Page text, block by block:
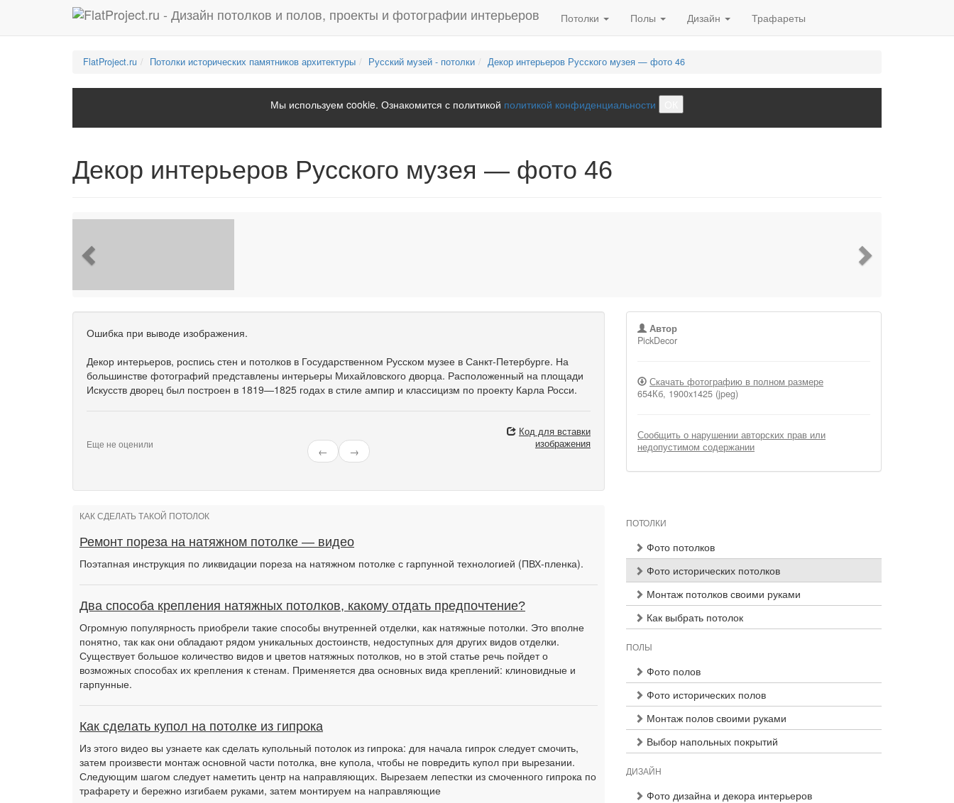
Потолки Полы Дизайн Трафареты
FlatProject.ru Потолки исторических памятников архитектуры Русский музей - потолки Декор интерьеров Русского музея — фото 46
Мы используем cookie. Ознакомится с политикой политикой конфиденциальности
Декор интерьеров Русского музея — фото 46
Ошибка при выводе изображения.
Декор интерьеров, роспись стен и потолков в Государственном Русском музее в Санкт-Петербурге. На
большинстве фотографий представлены интерьеры Михайловского дворца. Расположенный на площади
Искусств дворец был построен в 1819—1825 годах в стиле ампир и классицизм по проекту Карла Росси.
Еще не оценили
← →
Код для вставки
изображения
Автор
PickDecor
Скачать фотографию в полном размере
654Кб, 1900x1425 (jpeg)
Сообщить о нарушении авторских прав или
недопустимом содержании
КАК СДЕЛАТЬ ТАКОЙ ПОТОЛОК
Ремонт пореза на натяжном потолке — видео
Поэтапная инструкция по ликвидации пореза на натяжном потолке с гарпунной технологией (ПВХ-пленка).
Два способа крепления натяжных потолков, какому отдать предпочтение?
Огромную популярность приобрели такие способы внутренней отделки, как натяжные потолки. Это вполне
понятно, так как они обладают рядом уникальных достоинств, недоступных для других видов отделки.
Существует большое количество видов и цветов натяжных потолков, но в этой статье речь пойдет о
возможных способах их крепления к стенам. Применяется два основных вида креплений: клиновидные и
гарпунные.
Как сделать купол на потолке из гипрока
Из этого видео вы узнаете как сделать купольный потолок из гипрока: для начала гипрок следует смочить,
затем произвести монтаж основной части потолка, вне купола, чтобы не повредить купол при вырезании.
Следующим шагом следует наметить центр на направляющих. Вырезаем лепестки из смоченного гипрока по
трафарету и бережно изгибаем руками, затем монтируем на направляющие
ПОТОЛКИ
Фото потолков
Фото исторических потолков
Монтаж потолков своими руками
Как выбрать потолок
ПОЛЫ
Фото полов
Фото исторических полов
Монтаж полов своими руками
Выбор напольных покрытий
ДИЗАЙН
Фото дизайна и декора интерьеров